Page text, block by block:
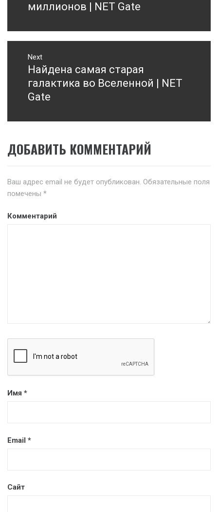
записям
post:
миллионов | NET Gate
Next
Next
post:
Найдена самая старая
галактика во Вселенной | NET
Gate
ДОБАВИТЬ КОММЕНТАРИЙ
Ваш адрес email не будет опубликован. Обязательные поля
помечены *
Комментарий
Имя *
Email *
Сайт